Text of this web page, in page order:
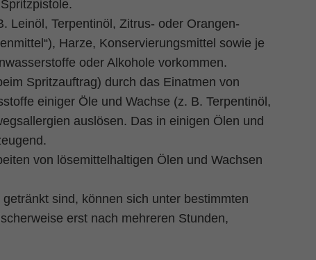
Leinöl, Terpentinöl, Zitrus- oder Orangen­
Harze, Konservierungsmittel sowie je
oder Alkohole vorkommen.
Spritzauftrag) durch das Einatmen von
einiger Öle und Wachse (z. B. Terpentinöl,
auslösen. Das in einigen Ölen und
von lösemittelhaltigen Ölen und Wachsen
sind, können sich unter bestimmten
erst nach mehreren Stunden,